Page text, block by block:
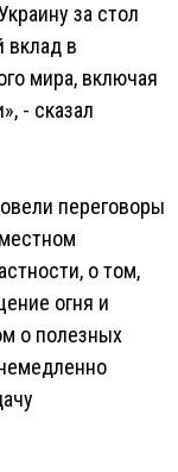
за стол
вклад в
мира, включая
- сказал
переговоры
о том,
огня и
о полезных